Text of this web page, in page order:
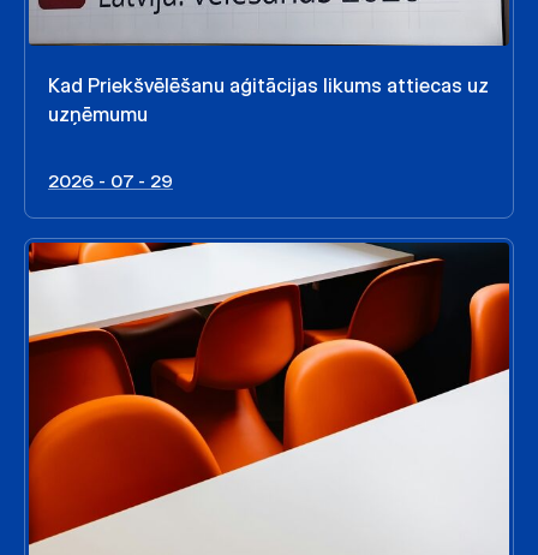
Kad Priekšvēlēšanu aģitācijas likums attiecas uz
uzņēmumu
2026 - 07 - 29